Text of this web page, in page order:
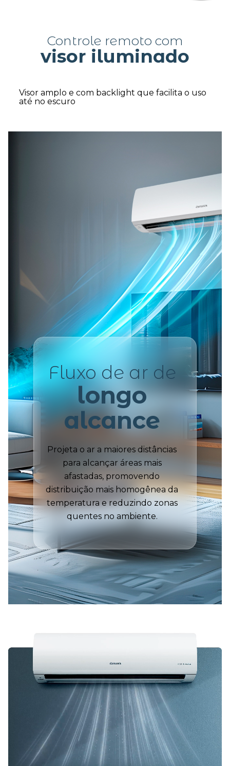
Controle remoto com
visor iluminado
Visor amplo e com backlight que facilita o uso
até no escuro
Fluxo de ar de
longo
alcance
Projeta o ar a maiores distâncias
para alcançar áreas mais
afastadas, promovendo
distribuição mais homogênea da
temperatura e reduzindo zonas
quentes no ambiente.